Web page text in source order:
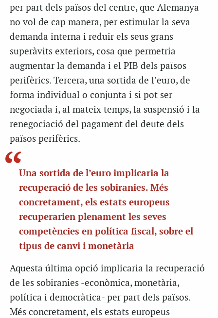
per part dels països del centre, que Alemanya
no vol de cap manera, per estimular la seva
demanda interna i reduir els seus grans
superàvits exteriors, cosa que permetria
augmentar la demanda i el PIB dels països
perifèrics. Tercera, una sortida de l’euro, de
forma individual o conjunta i si pot ser
negociada i, al mateix temps, la suspensió i la
renegociació del pagament del deute dels
països perifèrics.
Una sortida de l’euro implicaria la
recuperació de les sobiranies. Més
concretament, els estats europeus
recuperarien plenament les seves
competències en política fiscal, sobre el
tipus de canvi i monetària
Aquesta última opció implicaria la recuperació
de les sobiranies -econòmica, monetària,
política i democràtica- per part dels països.
Més concretament, els estats europeus